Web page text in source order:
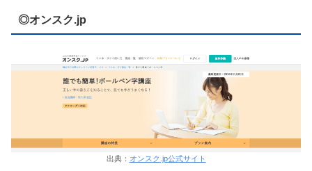
◎オンスク.jp
出典： オンスク.jp公式サイト